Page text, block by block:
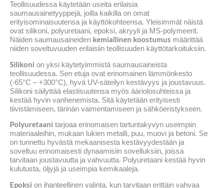
Teollisuudessa käytetään useita erilaisia
saumausainetyyppejä, joilla kaikilla on omat
erityisominaisuutensa ja käyttökohteensa. Yleisimmät näistä
ovat silikoni, polyuretaani, epoksi, akryyli ja MS-polymeerit.
Näiden saumausaineiden kemiallinen koostumus määrittää
niiden soveltuvuuden erilaisiin teollisuuden käyttötarkoituksiin.
Silikoni on yksi käytetyimmistä saumausaineista
teollisuudessa. Sen etuja ovat erinomainen lämmönkesto
(-65°C – +300°C), hyvä UV-säteilyn kestävyys ja joustavuus.
Silikoni säilyttää elastisuutensa myös ääriolosuhteissa ja
kestää hyvin vanhenemista. Sitä käytetään erityisesti
tiivistämiseen, tärinän vaimentamiseen ja sähköeristykseen.
Polyuretaani tarjoaa erinomaisen tartuntakyvyn useimpiin
materiaaleihin, mukaan lukien metalli, puu, muovi ja betoni. Se
on tunnettu hyvästä mekaanisesta kestävyydestään ja
soveltuu erinomaisesti dynaamisiin sovelluksiin, joissa
tarvitaan joustavuutta ja vahvuutta. Polyuretaani kestää hyvin
kulutusta, öljyjä ja useimpia kemikaaleja.
Epoksi on ihanteellinen valinta, kun tarvitaan erittäin vahvaa